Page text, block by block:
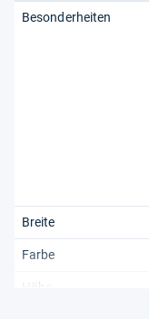
Besonderheiten
Breite
Farbe
Höhe